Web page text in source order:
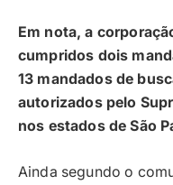
Em nota, a
cumpridos dois
13 mandados de
autorizados pelo
nos estados de São
Ainda segundo o